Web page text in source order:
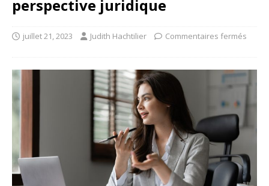
perspective juridique
juillet 21, 2023 Judith Hachtilier Commentaires fermés